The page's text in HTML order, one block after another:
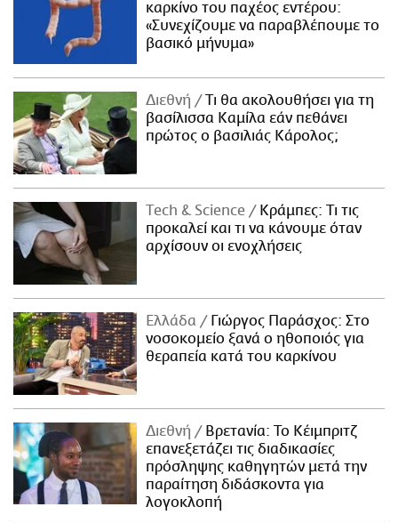
καρκίνο του παχέος εντέρου:
«Συνεχίζουμε να παραβλέπουμε το
βασικό μήνυμα»
Διεθνή
Τι θα ακολουθήσει για τη
βασίλισσα Καμίλα εάν πεθάνει
πρώτος ο βασιλιάς Κάρολος;
Τech & Science
Κράμπες: Τι τις
προκαλεί και τι να κάνουμε όταν
αρχίσουν οι ενοχλήσεις
Ελλάδα
Γιώργος Παράσχος: Στο
νοσοκομείο ξανά ο ηθοποιός για
θεραπεία κατά του καρκίνου
Διεθνή
Βρετανία: Το Κέιμπριτζ
επανεξετάζει τις διαδικασίες
πρόσληψης καθηγητών μετά την
παραίτηση διδάσκοντα για
λογοκλοπή